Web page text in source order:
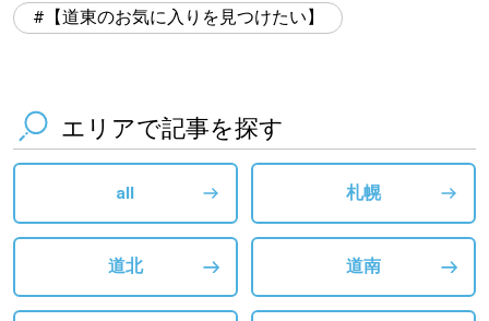
【道東のお気に入りを見つけたい】
エリアで記事を探す
all 札幌
道北 道南